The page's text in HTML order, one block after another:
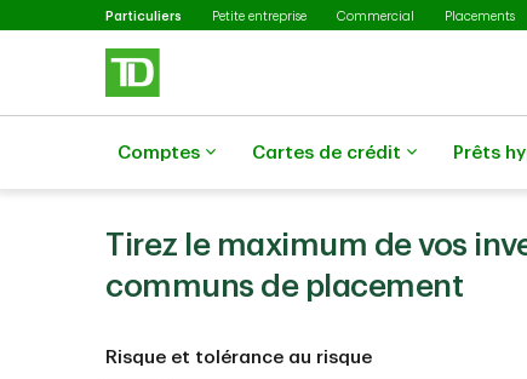
Passer au contenu principal
Particuliers Sélectionné
Petite entreprise Commercial Placements
Comptes Cartes de crédit Prêts
Tirez le maximum de vos
communs de placement
Risque et tolérance au risque